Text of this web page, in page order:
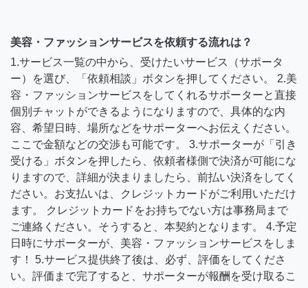
美容・ファッションサービスを依頼する流れは？
1.サービス一覧の中から、受けたいサービス（サポータ
ー）を選び、「依頼相談」ボタンを押してください。 2.美
容・ファッションサービスをしてくれるサポーターと直接
個別チャットができるようになりますので、具体的な内
容、希望日時、場所などをサポーターへお伝えください。
ここで金額などの交渉も可能です。 3.サポーターが「引き
受ける」ボタンを押したら、依頼者様側で決済が可能にな
りますので、詳細が決まりましたら、前払い決済をしてく
ださい。お支払いは、クレジットカードがご利用いただけ
ます。 クレジットカードをお持ちでない方は事務局まで
ご連絡ください。そうすると、本契約となります。 4.予定
日時にサポーターが、美容・ファッションサービスをしま
す！ 5.サービス提供終了後は、必ず、評価をしてくださ
い。評価まで完了すると、サポーターが報酬を受け取るこ